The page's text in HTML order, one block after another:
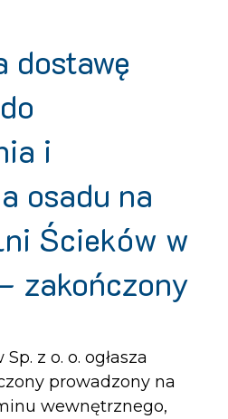
dostawę
i
osadu na
Ścieków w
zakończony
z o. o. ogłasza
prowadzony na
wewnętrznego,